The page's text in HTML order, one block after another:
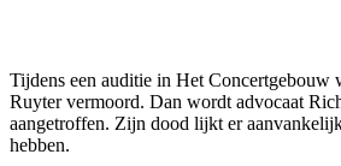
Tijdens een auditie in Het Concertgebouw
Ruyter vermoord. Dan wordt advocaat
aangetroffen. Zijn dood lijkt er
hebben.